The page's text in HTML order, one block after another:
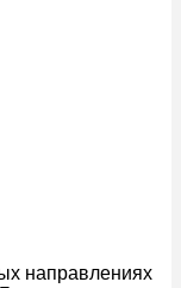
направлениях